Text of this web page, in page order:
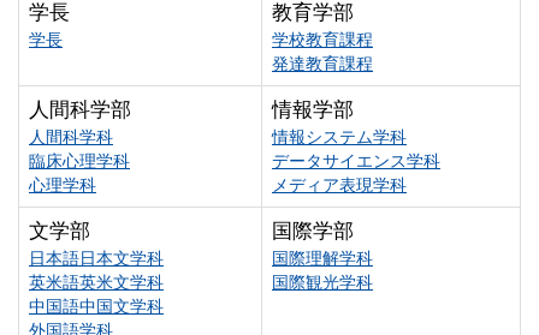
学長
学長
教育学部
学校教育課程
発達教育課程
人間科学部
人間科学科
臨床心理学科
心理学科
情報学部
情報システム学科
データサイエンス学科
メディア表現学科
文学部
日本語日本文学科
英米語英米文学科
中国語中国文学科
外国語学科
国際学部
国際理解学科
国際観光学科